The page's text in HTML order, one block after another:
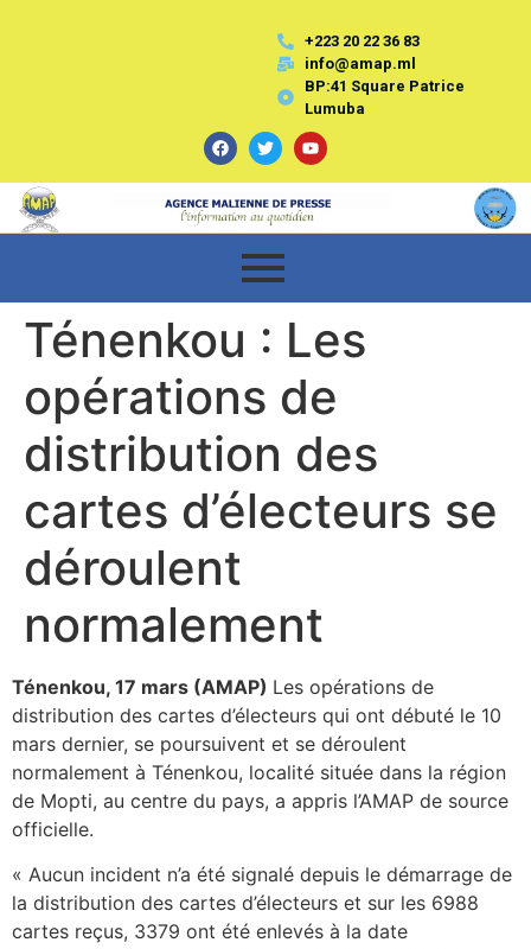
+223 20 22 36 83
info@amap.ml
BP:41 Square Patrice
Lumuba
Ténenkou : Les
opérations de
distribution des
cartes d’électeurs se
déroulent
normalement
Ténenkou, 17 mars (AMAP) Les opérations de
distribution des cartes d’électeurs qui ont débuté le 10
mars dernier, se poursuivent et se déroulent
normalement à Ténenkou, localité située dans la région
de Mopti, au centre du pays, a appris l’AMAP de source
officielle.
« Aucun incident n’a été signalé depuis le démarrage de
la distribution des cartes d’électeurs et sur les 6988
cartes reçus, 3379 ont été enlevés à la date